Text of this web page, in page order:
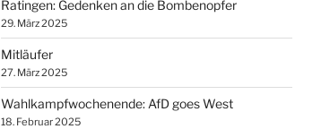
Ratingen: Gedenken an die Bombenopfer
29. März 2025
Mitläufer
27. März 2025
Wahlkampfwochenende: AfD goes West
18. Februar 2025